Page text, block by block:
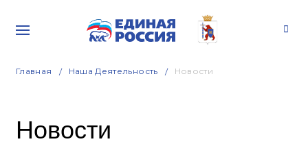
Главная Наша Деятельность Новости
Новости